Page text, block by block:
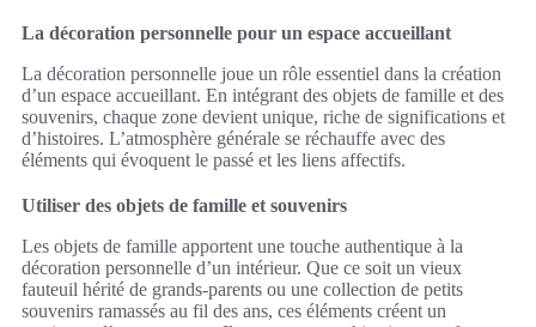
La décoration personnelle pour un espace accueillant
La décoration personnelle joue un rôle essentiel dans la création
d’un espace accueillant. En intégrant des objets de famille et des
souvenirs, chaque zone devient unique, riche de significations et
d’histoires. L’atmosphère générale se réchauffe avec des
éléments qui évoquent le passé et les liens affectifs.
Utiliser des objets de famille et souvenirs
Les objets de famille apportent une touche authentique à la
décoration personnelle d’un intérieur. Que ce soit un vieux
fauteuil hérité de grands-parents ou une collection de petits
souvenirs ramassés au fil des ans, ces éléments créent un